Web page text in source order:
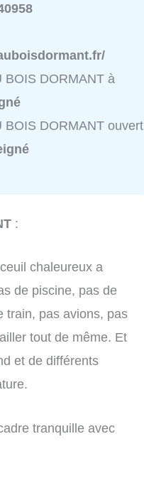
BOIS DORMANT à
BOIS DORMANT ouvert
:
chaleureux a
de piscine, pas de
train, pas avions, pas
tout de même. Et
et de différents
tranquille avec